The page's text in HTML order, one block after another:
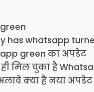
has whatsapp
green का अपडेट
मिल चुका है
क्या है नया अपडेट